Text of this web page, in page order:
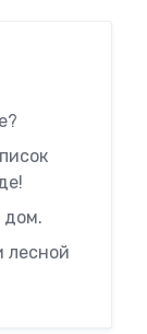
дом.
лесной